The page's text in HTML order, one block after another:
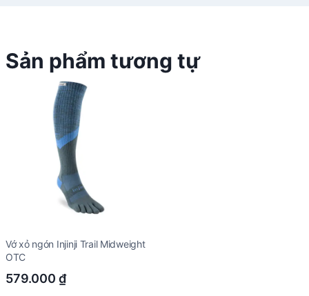
Sản phẩm tương tự
Vớ xỏ ngón Injinji Trail Midweight
OTC
579.000 ₫